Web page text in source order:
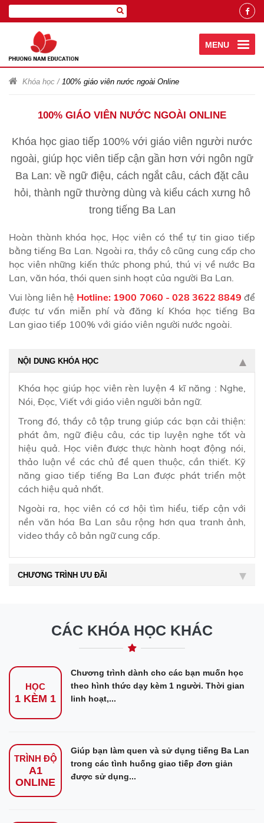
MENU
Khóa học / 100% giáo viên nước ngoài Online
100% GIÁO VIÊN NƯỚC NGOÀI ONLINE
Khóa học giao tiếp 100% với giáo viên người nước
ngoài, giúp học viên tiếp cận gần hơn với ngôn ngữ
Ba Lan: về ngữ điệu, cách ngắt câu, cách đặt câu
hỏi, thành ngữ thường dùng và kiểu cách xưng hô
trong tiếng Ba Lan
Hoàn thành khóa học, Học viên có thể tự tin giao tiếp
bằng tiếng Ba Lan. Ngoài ra, thầy cô cũng cung cấp cho
học viên những kiến thức phong phú, thú vị về nước Ba
Lan, văn hóa, thói quen sinh hoạt của người Ba Lan.
Vui lòng liên hệ Hotline: 1900 7060 - 028 3622 8849 để
được tư vấn miễn phí và đăng kí Khóa học tiếng Ba
Lan giao tiếp 100% với giáo viên người nước ngoài.
NỘI DUNG KHÓA HỌC
Khóa học giúp học viên rèn luyện 4 kĩ năng : Nghe,
Nói, Đọc, Viết với giáo viên người bản ngữ.
Trong đó, thầy cô tập trung giúp các bạn cải thiện:
phát âm, ngữ điệu câu, các tip luyện nghe tốt và
hiệu quả. Học viên được thực hành hoạt động nói,
thảo luận về các chủ đề quen thuộc, cần thiết. Kỹ
năng giao tiếp tiếng Ba Lan được phát triển một
cách hiệu quả nhất.
Ngoài ra, học viên có cơ hội tìm hiểu, tiếp cận với
nền văn hóa Ba Lan sâu rộng hơnqua tranh ảnh,
video thầy cô bản ngữ cung cấp.
CHƯƠNG TRÌNH ƯU ĐÃI
CÁC KHÓA HỌC KHÁC
HỌC
1 KÈM 1
Chương trình dành cho các bạn muốn học
theo hình thức dạy kèm 1 người. Thời gian
linh hoạt,...
TRÌNH ĐỘ
A1
ONLINE
Giúp bạn làm quen và sử dụng tiếng Ba Lan
trong các tình huống giao tiếp đơn giản
được sử dụng...